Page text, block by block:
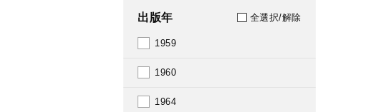
出版年 全選択/解除
1959
1960
1964